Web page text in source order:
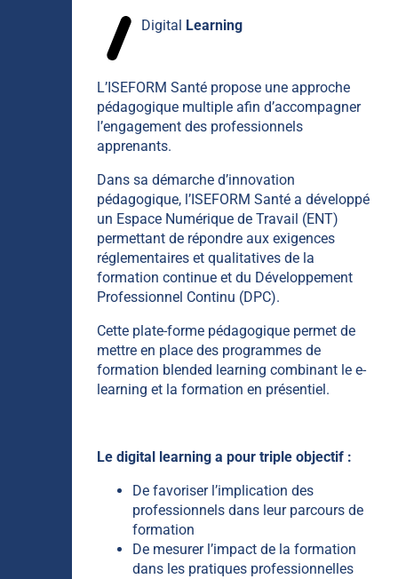
Digital Learning
L’ISEFORM Santé propose une approche
pédagogique multiple afin d’accompagner
l’engagement des professionnels
apprenants.
Dans sa démarche d’innovation
pédagogique, l’ISEFORM Santé a développé
un Espace Numérique de Travail (ENT)
permettant de répondre aux exigences
réglementaires et qualitatives de la
formation continue et du Développement
Professionnel Continu (DPC).
Cette plate-forme pédagogique permet de
mettre en place des programmes de
formation blended learning combinant le e-
learning et la formation en présentiel.
Le digital learning a pour triple objectif :
De favoriser l’implication des
professionnels dans leur parcours de
formation
De mesurer l’impact de la formation
dans les pratiques professionnelles